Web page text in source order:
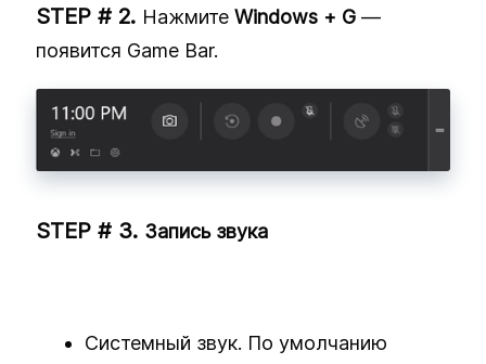
Нажмите Windows + G —
появится Game Bar.
Запись звука
Системный звук. По умолчанию